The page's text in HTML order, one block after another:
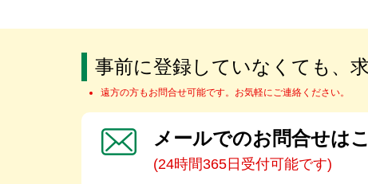
事前に登録していなくても、
遠方の方もお問合せ可能です。お気軽にご連絡ください。
メールでのお問合せは
(24時間365日受付可能です)